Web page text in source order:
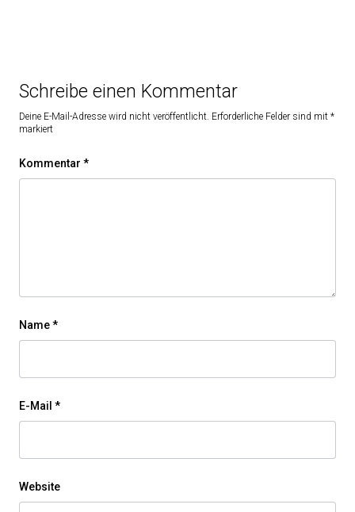
Schreibe einen Kommentar
Deine E-Mail-Adresse wird nicht veröffentlicht. Erforderliche Felder sind mit *
markiert
Kommentar *
Name*
E-Mail *
Website